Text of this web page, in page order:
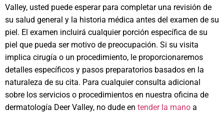
Valley, usted puede esperar para completar una revisión de
su salud general y la historia médica antes del examen de su
piel. El examen incluirá cualquier porción específica de su
piel que pueda ser motivo de preocupación. Si su visita
implica cirugía o un procedimiento, le proporcionaremos
detalles específicos y pasos preparatorios basados en la
naturaleza de su cita. Para cualquier consulta adicional
sobre los servicios o procedimientos en nuestra oficina de
dermatología Deer Valley, no dude en tender la mano a